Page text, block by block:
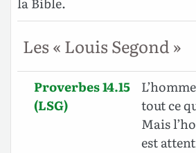
Les « Louis Segond »
Proverbes 14.15
(LSG)
tout ce
Mais
est